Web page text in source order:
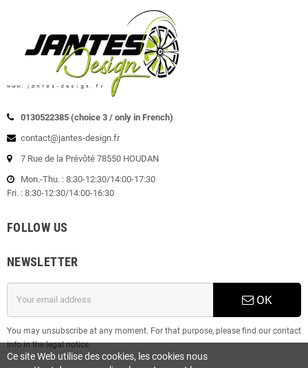
0130522385 (choice 3 / only in French)
contact@jantes-design.fr
7 Rue de la Prévôté 78550 HOUDAN
Mon.-Thu. : 8:30-12:30/14:00-17:30
Fri. : 8:30-12:30/14:00-16:30
FOLLOW US
NEWSLETTER
OK
You may unsubscribe at any moment. For that purpose, please find our contact
info in the legal notice.
Ce site Web utilise des cookies, les cookies nous